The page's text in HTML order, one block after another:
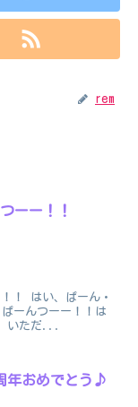
rem
ーー！！
！ はい、ぱーん・
ーんつーー！！は
いただ...
年おめでとう♪